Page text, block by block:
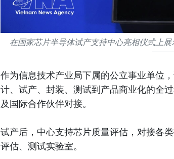
在国家芯片半导体试产支持中心亮相仪式上
作为信息技术产业局下属的公立事业单位
计、试产、封装、测试到产品商业化的全
及国际合作伙伴对接。
试产后，中心支持芯片质量评估，对接各
评估、测试实验室。